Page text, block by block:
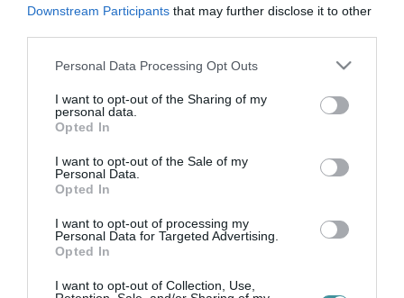
Downstream Participants that may further disclose it to other
Please note that this website/app uses one or more Google
not limited to your visit or usage behaviour. You may click to
grant or deny consent to Google and its third-party tags to
use your data for below specified purposes in below Google
consent section.
Personal Data Processing Opt Outs
I want to opt-out of the Sharing of my
personal data.
Opted In
I want to opt-out of the Sale of my
Personal Data.
Opted In
I want to opt-out of processing my
Personal Data for Targeted Advertising.
Opted In
I want to opt-out of Collection, Use,
2025. április 12. 06:00 - 13:00 - Piaccsarnok, Eger 3300, Katona
István tér 2. Friss, helyi termékek és kézműves különlegességek
termelői...
MÁJUS 10-ÉN ISMÉT TERMELŐI PIAC ÉS KÉZMŰVES VÁSÁR
VÁRJA A KILÁTOGATÓKAT AZ EGRI PIACCSARNOKBAN
Az Egri Piaccsarnok havi rendszerességgel, minden hónap
második szombatján ad otthont a népszerű Termelői Piacnak és
szombaton 6:00 és 13...